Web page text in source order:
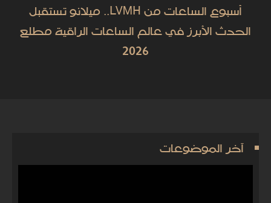
أسبوع الساعات من LVMH.. ميلانو تستقبل
الحدث الأبرز في عالم الساعات الراقية مطلع
2026
آخر الموضوعات